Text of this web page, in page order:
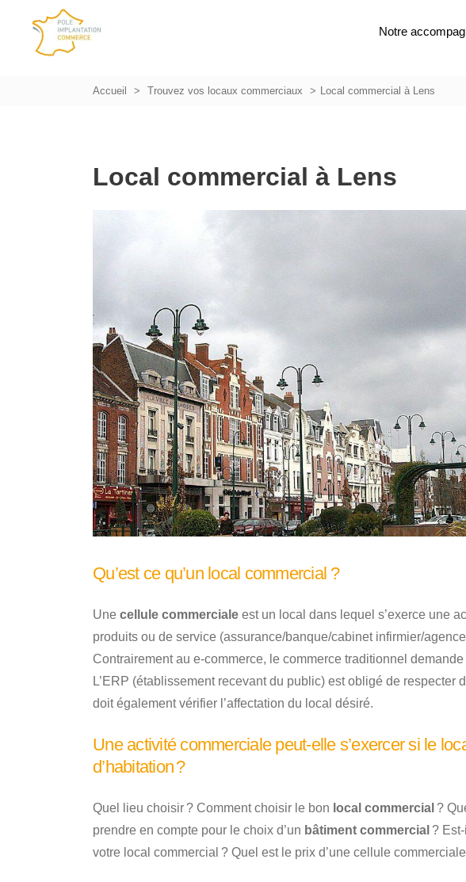
Notre
Accueil Trouvez vos locaux commerciaux Local commercial à Lens
Local commercial à Lens
Qu’est ce qu’un local commercial ?
Une cellule commerciale est un local dans lequel s’exerce une
produits ou de service (assurance/banque/cabinet infirmier/
Contrairement au e-commerce, le commerce traditionnel
L’ERP (établissement recevant du public) est obligé de respecter
doit également vérifier l’affectation du local désiré.
Une activité commerciale peut-elle s’exercer si le
d’habitation ?
Quel lieu choisir ? Comment choisir le bon local commercial ?
prendre en compte pour le choix d’un bâtiment commercial ?
votre local commercial ? Quel est le prix d’une cellule